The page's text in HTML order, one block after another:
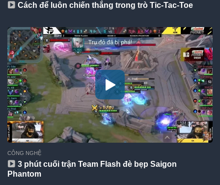
Cách để luôn chiến thắng trong trò Tic-Tac-Toe
CÔNG NGHỆ
3 phút cuối trận Team Flash đè bẹp Saigon
Phantom